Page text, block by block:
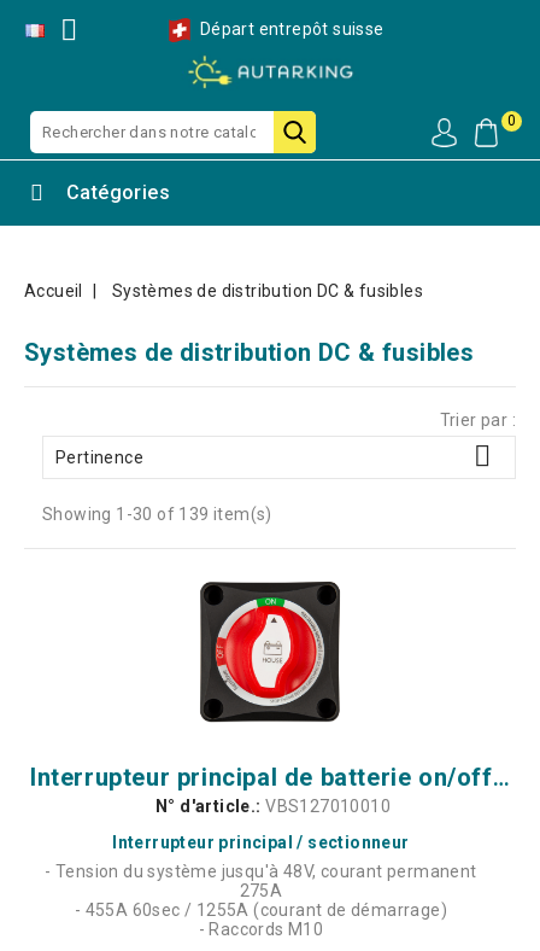
Départ entrepôt suisse
0

Catégories
Accueil Systèmes de distribution DC & fusibles
Systèmes de distribution DC & fusibles
Trier par :
Pertinence

Showing 1-30 of 139 item(s)
Interrupteur principal de batterie on/off 275A
N° d'article.: VBS127010010
Interrupteur principal / sectionneur
- Tension du système jusqu'à 48V, courant permanent
275A
- 455A 60sec / 1255A (courant de démarrage)
- Raccords M10